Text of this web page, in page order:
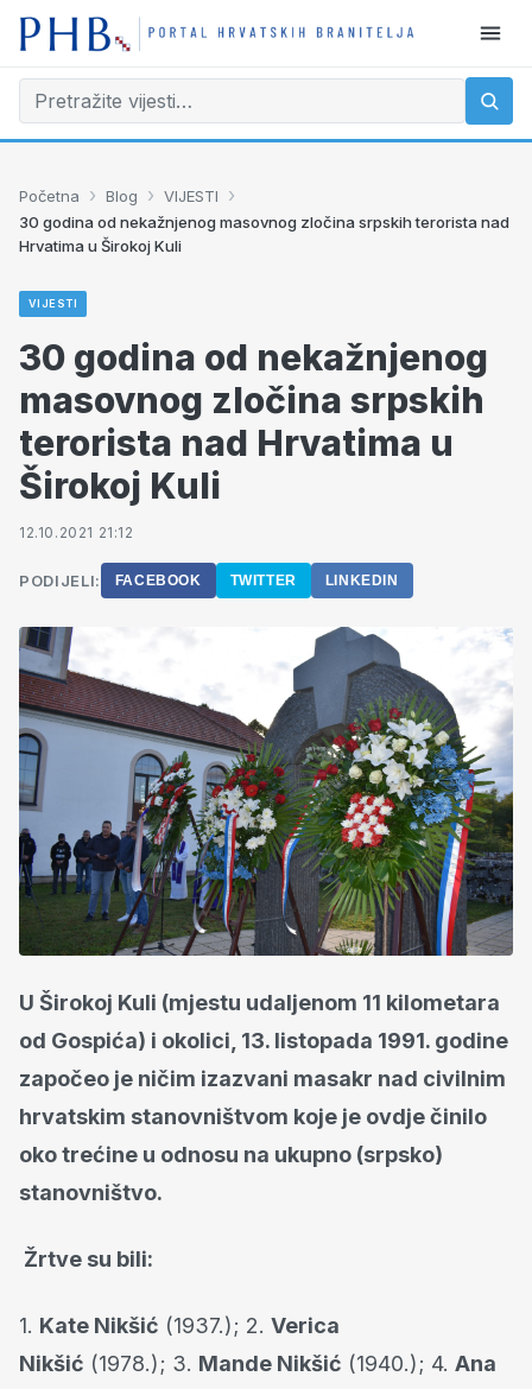
Početna › Blog › VIJESTI ›
30 godina od nekažnjenog masovnog zločina srpskih terorista nad
Hrvatima u Širokoj Kuli
VIJESTI
30 godina od nekažnjenog
masovnog zločina srpskih
terorista nad Hrvatima u
Širokoj Kuli
12.10.2021 21:12
PODIJELI: FACEBOOK TWITTER LINKEDIN
U Širokoj Kuli (mjestu udaljenom 11 kilometara
od Gospića) i okolici, 13. listopada 1991. godine
započeo je ničim izazvani masakr nad civilnim
hrvatskim stanovništvom koje je ovdje činilo
oko trećine u odnosu na ukupno (srpsko)
stanovništvo.
Žrtve su bili:
1. Kate Nikšić (1937.); 2. Verica
Nikšić (1978.); 3. Mande Nikšić (1940.); 4. Ana